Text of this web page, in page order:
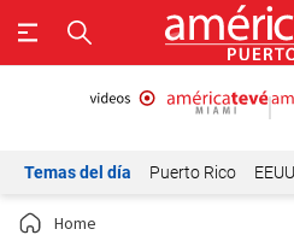
Temas del día Puerto Rico EEUU
Home